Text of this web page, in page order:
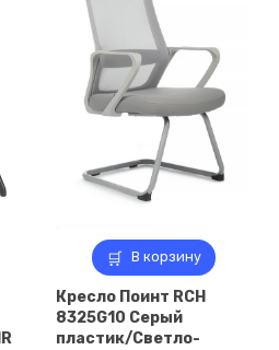
В корзину
Кресло Поинт RCH
8325G10 Серый
пластик/Светло-